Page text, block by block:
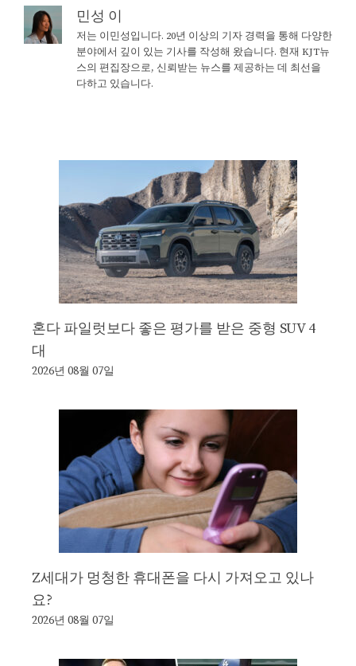
민성 이
저는 이민성입니다. 20년 이상의 기자 경력을 통해 다양한
분야에서 깊이 있는 기사를 작성해 왔습니다. 현재 KJT뉴
스의 편집장으로, 신뢰받는 뉴스를 제공하는 데 최선을
다하고 있습니다.
혼다 파일럿보다 좋은 평가를 받은 중형 SUV 4
대
2026년 08월 07일
Z세대가 멍청한 휴대폰을 다시 가져오고 있나
요?
2026년 08월 07일